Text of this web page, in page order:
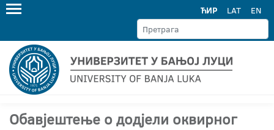
ЋИР LAT EN
Обавјештење о додјели оквирног